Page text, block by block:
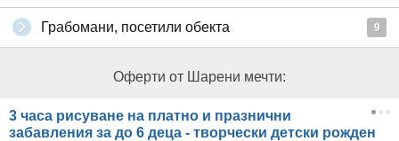
Грабомани, посетили обекта 9
Оферти от Шарени мечти:
3 часа рисуване на платно и празнични
забавления за до 6 деца - творчески детски рожден